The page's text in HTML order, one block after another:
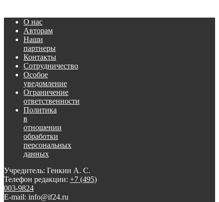
О нас
Авторам
Наши
партнеры
Контакты
Сотрудничество
Особое
уведомление
Ограничение
ответственности
Политика
в
отношении
обработки
персональных
данных
Учредитель: Генкин А. С.
Телефон редакции: +7 (495)
003-9824
E-mail: info@if24.ru